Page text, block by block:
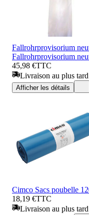
Fallrohrprovisorium
Fallrohrprovisorium
45,98 €TTC
Livraison au plus
Afficher les détails
Cimco Sacs poubelle
18,19 €TTC
Livraison au plus